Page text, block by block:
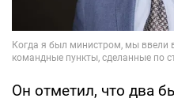
Он отметил, что два